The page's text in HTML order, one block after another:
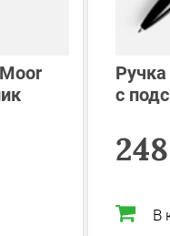
с
В